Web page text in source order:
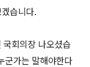
습니다.
회의장 나오셨습
군가는 말해야한다